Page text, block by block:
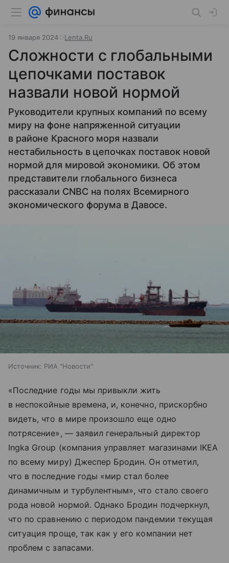
19 января 2024 Lenta.Ru
Сложности с глобальными
цепочками поставок
назвали новой нормой
Руководители крупных компаний по всему
миру на фоне напряженной ситуации
в районе Красного моря назвали
нестабильность в цепочках поставок новой
нормой для мировой экономики. Об этом
представители глобального бизнеса
рассказали CNBC на полях Всемирного
экономического форума в Давосе.
Источник: РИА "Новости"
«Последние годы мы привыкли жить
в неспокойные времена, и, конечно, прискорбно
видеть, что в мире произошло еще одно
потрясение», — заявил генеральный директор
Ingka Group (компания управляет магазинами IKEA
по всему миру) Джеспер Бродин. Он отметил,
что в последние годы «мир стал более
динамичным и турбулентным», что стало своего
рода новой нормой. Однако Бродин подчеркнул,
что по сравнению с периодом пандемии текущая
ситуация проще, так как у его компании нет
проблем с запасами.